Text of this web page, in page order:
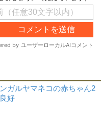
ガルヤマネコの赤ちゃん2
好